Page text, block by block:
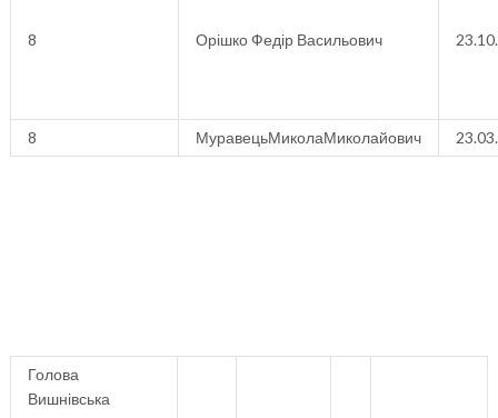
8 Орішко Федір Васильович
8 МуравецьМиколаМиколайович
Голова
Вишнівська